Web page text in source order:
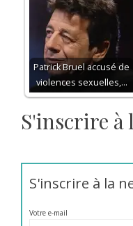
Patrick Bruel accusé de
violences sexuelles,…
S'inscrire à
S'inscrire à la
Votre e-mail